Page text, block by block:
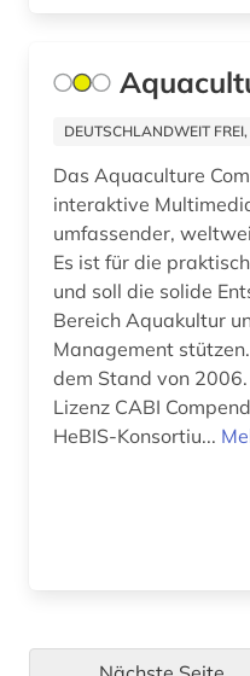
internet (1)
iso-norm (2)
japan (1)
jugendhilfe (1)
kalkulation (1)
kinderheilkunde (1)
DEUTSCHLANDWEIT
Das Aquaculture
interaktive
umfassender,
Es ist für die
und soll die solide
Bereich Aquakultur
Management
dem Stand von
Lizenz CABI
HeBIS-Konsortiu...